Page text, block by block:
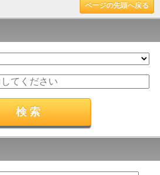
ページの先頭へ戻る